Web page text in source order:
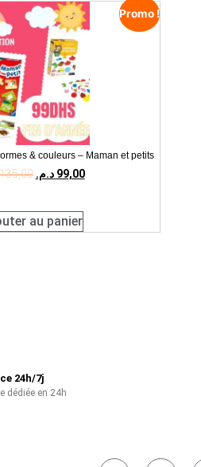
Promo !
& couleurs – Maman et petits
99,00 د.م.
au panier
24h/7j
dédiée en 24h